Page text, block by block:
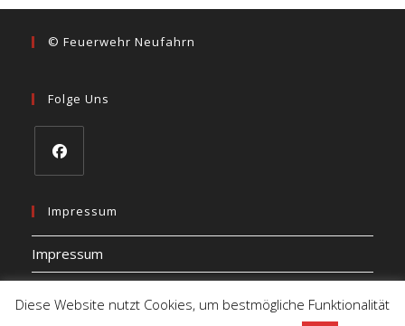
© Feuerwehr Neufahrn
Folge Uns
in
a
new
tab
Impressum
Impressum
Diese Website nutzt Cookies, um bestmögliche Funktionalität